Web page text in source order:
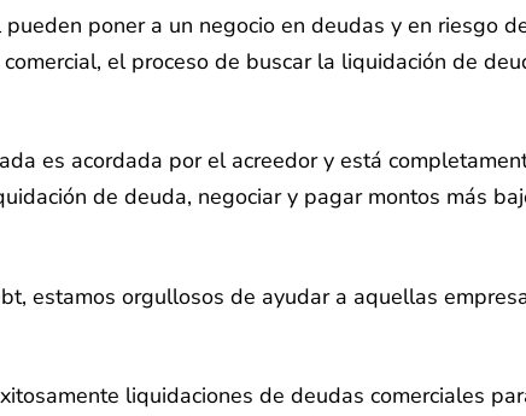
poner a un negocio en deudas y en riesgo
el proceso de buscar la liquidación de
es acordada por el acreedor y está
de deuda, negociar y pagar montos más
estamos orgullosos de ayudar a aquellas
liquidaciones de deudas comerciales